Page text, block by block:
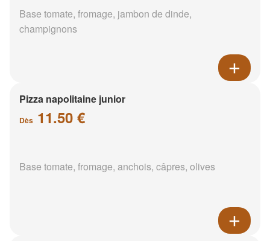
Base tomate, fromage, jambon de dinde,
champignons
Pizza napolitaine junior
Dès 11.50 €
Base tomate, fromage, anchois, câpres, olives